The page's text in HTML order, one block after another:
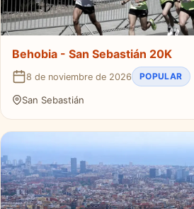
Behobia - San Sebastián 20K
8 de noviembre de 2026 POPULAR
San Sebastián